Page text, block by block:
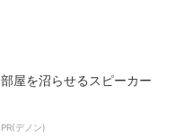
部屋を沼らせるスピーカー
PR(デノン)